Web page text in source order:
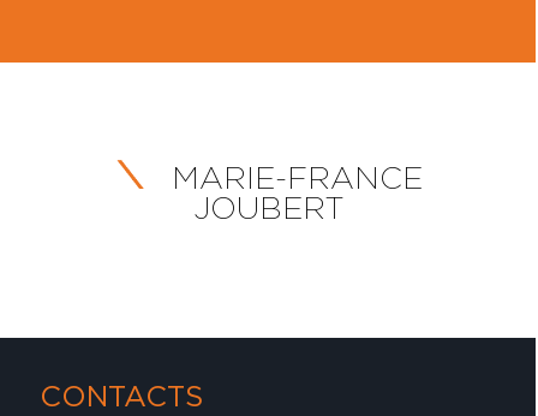
MARIE-FRANCE
JOUBERT
CONTACTS